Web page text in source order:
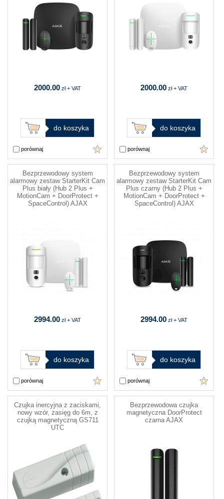
2000.00 zł + VAT
do koszyka
porównaj
2000.00 zł + VAT
do koszyka
porównaj
Bezprzewodowy system
alarmowy zestaw StarterKit Cam
Plus biały (Hub 2 Plus +
MotionCam + DoorProtect +
SpaceControl) AJAX
2994.00 zł + VAT
do koszyka
porównaj
Bezprzewodowy system
alarmowy zestaw StarterKit Cam
Plus czarny (Hub 2 Plus +
MotionCam + DoorProtect +
SpaceControl) AJAX
2994.00 zł + VAT
do koszyka
porównaj
Czujka inercyjna z zaciskami,
nowy wzór, zasięg do 6m, z
czujką magnetyczną GS711
UTC
Bezprzewodowa czujka
magnetyczna DoorProtect
czarna AJAX